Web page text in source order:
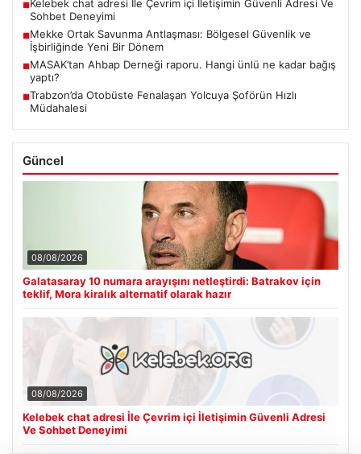
■Kelebek chat adresi İle Çevrim içi İletişimin Güvenli Adresi Ve
Sohbet Deneyimi
■Mekke Ortak Savunma Antlaşması: Bölgesel Güvenlik ve
İşbirliğinde Yeni Bir Dönem
■MASAK’tan Ahbap Derneği raporu. Hangi ünlü ne kadar bağış
yaptı?
■Trabzon’da Otobüste Fenalaşan Yolcuya Şoförün Hızlı
Müdahalesi
Güncel
08/08/2026
Galatasaray 10 numara arayışını netleştirdi: Batrakov için
teklif, Mora kiralık alternatif olarak hazır
08/08/2026
Kelebek chat adresi İle Çevrim içi İletişimin Güvenli Adresi
Ve Sohbet Deneyimi